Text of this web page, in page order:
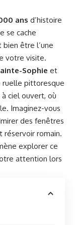
ans d’histoire
se cache
bien être l’une
votre visite.
Sophie et
ruelle pittoresque
ciel ouvert, où
Imaginez-vous
des fenêtres
réservoir romain.
explorer ce
attention lors